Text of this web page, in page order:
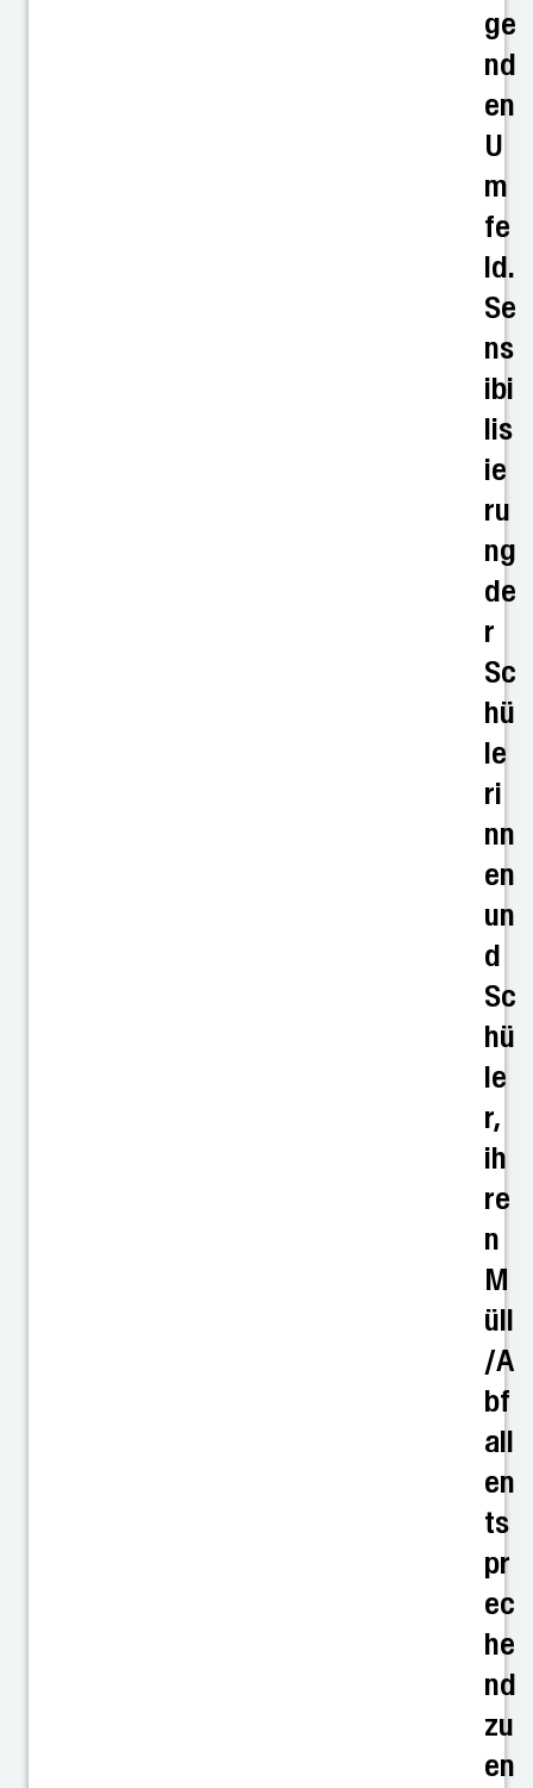
ge
nd
en
U
m
fe
ld.
Se
ns
ibi
lis
ie
ru
ng
de
r
Sc
hü
le
ri
nn
en
un
d
Sc
hü
le
r,
ih
re
n
M
üll
/A
bf
all
en
ts
pr
ec
he
nd
zu
en